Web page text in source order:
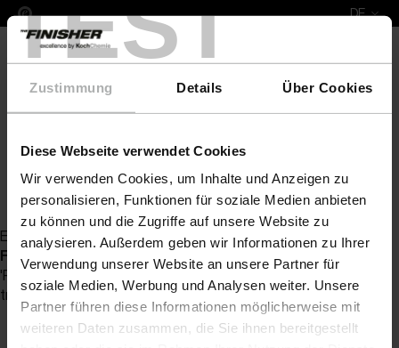
TEST
Zustimmung Details Über Cookies
Diese Webseite verwendet Cookies
Wir verwenden Cookies, um Inhalte und Anzeigen zu
personalisieren, Funktionen für soziale Medien anbieten
zu können und die Zugriffe auf unsere Website zu
analysieren. Außerdem geben wir Informationen zu Ihrer
Verwendung unserer Website an unsere Partner für
soziale Medien, Werbung und Analysen weiter. Unsere
Partner führen diese Informationen möglicherweise mit
weiteren Daten zusammen, die Sie ihnen bereitgestellt
DE
COLOURLOCK Lederpflege
Polster- &
Zurück zur Artikelübersicht
Es wurde kein Artikel zu Ihrer Anfrage gefunden
Fatal error
: Uncaught Exception: Serialization of
'ReflectionProperty' is not allowed in [no active file]:0 Stack
trace: #0 {main} thrown in[no active file]on line0